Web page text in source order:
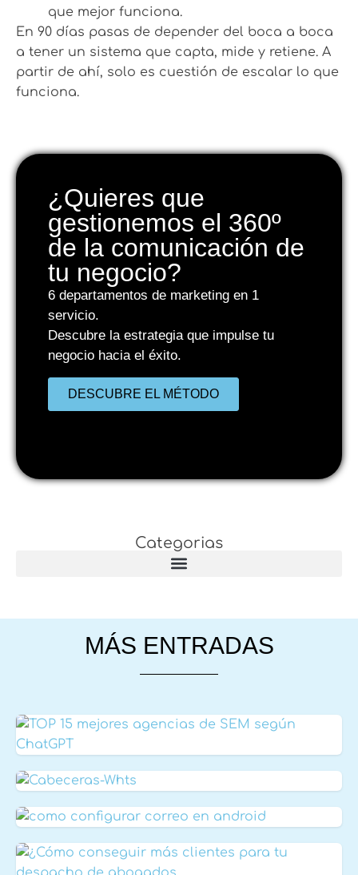
que mejor funciona.
En 90 días pasas de depender del boca a boca
a tener un sistema que capta, mide y retiene. A
partir de ahí, solo es cuestión de escalar lo que
funciona.
¿Quieres que
gestionemos el 360º
de la comunicación de
tu negocio?
6 departamentos de marketing en 1
servicio.
Descubre la estrategia que impulse tu
negocio hacia el éxito.
DESCUBRE EL MÉTODO
Categorias
MÁS ENTRADAS